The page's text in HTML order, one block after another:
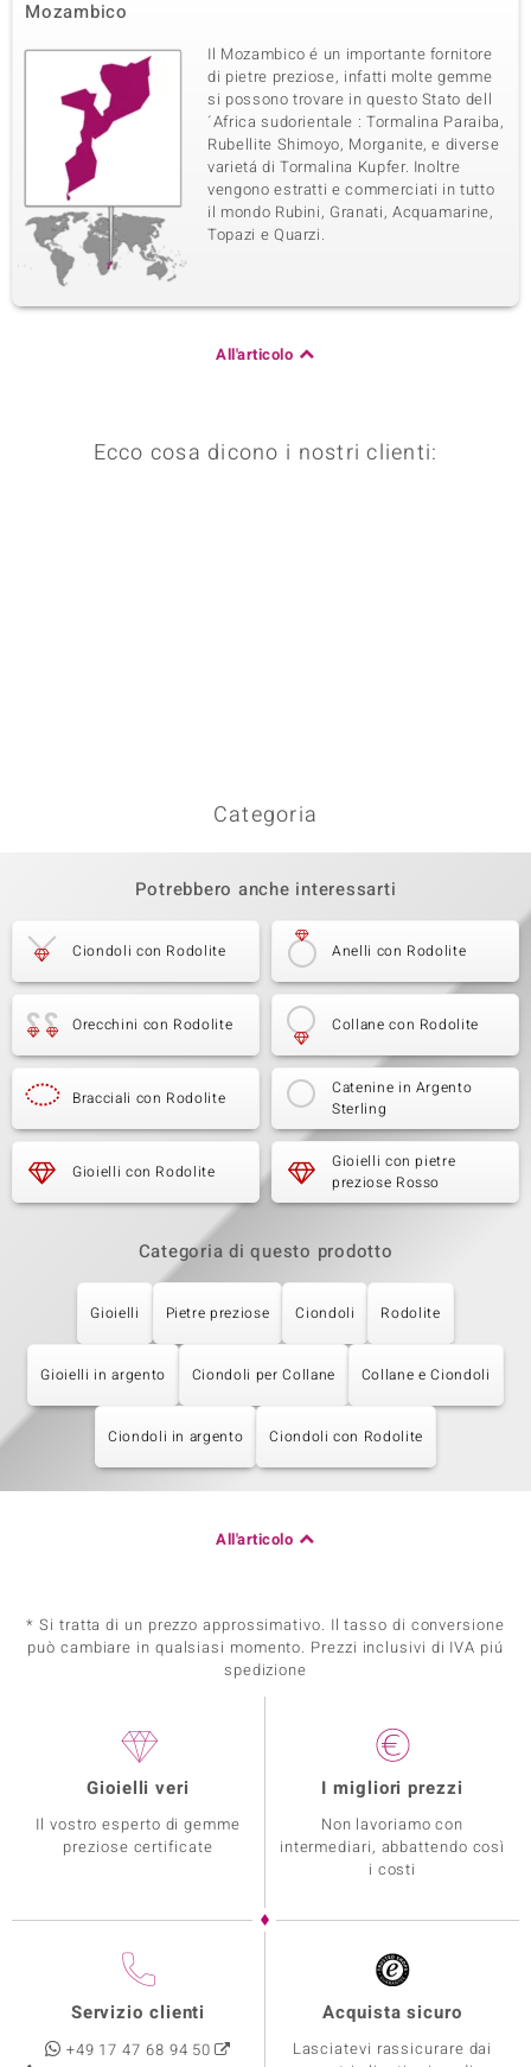
Mozambico
Il Mozambico é un importante fornitore
di pietre preziose, infatti molte gemme
si possono trovare in questo Stato dell
´Africa sudorientale : Tormalina Paraiba,
Rubellite Shimoyo, Morganite, e diverse
varietá di Tormalina Kupfer. Inoltre
vengono estratti e commerciati in tutto
il mondo Rubini, Granati, Acquamarine,
Topazi e Quarzi.
All'articolo
Ecco cosa dicono i nostri clienti:
Categoria
Potrebbero anche interessarti
Ciondoli con Rodolite Anelli con Rodolite
Orecchini con Rodolite Collane con Rodolite
Bracciali con Rodolite
Catenine in Argento
Sterling
Gioielli con Rodolite
Gioielli con pietre
preziose Rosso
Categoria di questo prodotto
Gioielli Pietre preziose Ciondoli Rodolite
Gioielli in argento Ciondoli per Collane Collane e Ciondoli
Ciondoli in argento Ciondoli con Rodolite
All'articolo
* Si tratta di un prezzo approssimativo. Il tasso di conversione
può cambiare in qualsiasi momento. Prezzi inclusivi di IVA piú
spedizione
Gioielli veri
Il vostro esperto di gemme
preziose certificate
I migliori prezzi
Non lavoriamo con
intermediari, abbattendo così
i costi
Servizio clienti
+49 17 47 68 94 50
Acquista sicuro
Lasciatevi rassicurare dai